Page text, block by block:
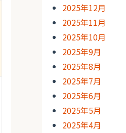
2025年12月
2025年11月
2025年10月
2025年9月
2025年8月
2025年7月
2025年6月
2025年5月
2025年4月